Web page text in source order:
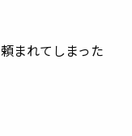
まれてしまった